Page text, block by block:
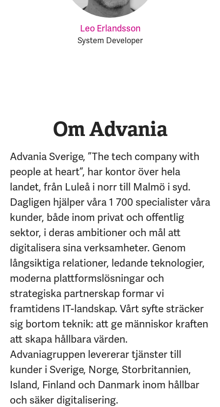
Leo Erlandsson
System Developer
Om Advania
Advania Sverige, ”The tech company with
people at heart”, har kontor över hela
landet, från Luleå i norr till Malmö i syd.
Dagligen hjälper våra 1 700 specialister våra
kunder, både inom privat och offentlig
sektor, i deras ambitioner och mål att
digitalisera sina verksamheter. Genom
långsiktiga relationer, ledande teknologier,
moderna plattformslösningar och
strategiska partnerskap formar vi
framtidens IT-landskap. Vårt syfte sträcker
sig bortom teknik: att ge människor kraften
att skapa hållbara värden.
Advaniagruppen levererar tjänster till
kunder i Sverige, Norge, Storbritannien,
Island, Finland och Danmark inom hållbar
och säker digitalisering.